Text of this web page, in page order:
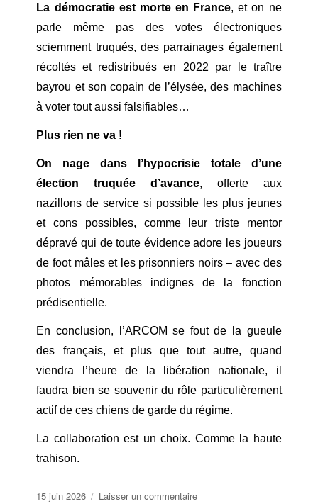
La démocratie est morte en France, et on ne
parle même pas des votes électroniques
sciemment truqués, des parrainages également
récoltés et redistribués en 2022 par le traître
bayrou et son copain de l’élysée, des machines
à voter tout aussi falsifiables…
Plus rien ne va !
On nage dans l’hypocrisie totale d’une
élection truquée d’avance, offerte aux
nazillons de service si possible les plus jeunes
et cons possibles, comme leur triste mentor
dépravé qui de toute évidence adore les joueurs
de foot mâles et les prisonniers noirs – avec des
photos mémorables indignes de la fonction
prédisentielle.
En conclusion, l’ARCOM se fout de la gueule
des français, et plus que tout autre, quand
viendra l’heure de la libération nationale, il
faudra bien se souvenir du rôle particulièrement
actif de ces chiens de garde du régime.
La collaboration est un choix. Comme la haute
trahison.
Publié
15 juin 2026 Laisser un commentairesur